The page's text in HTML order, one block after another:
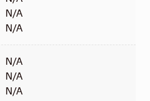
N/A
N/A
N/A
N/A
N/A